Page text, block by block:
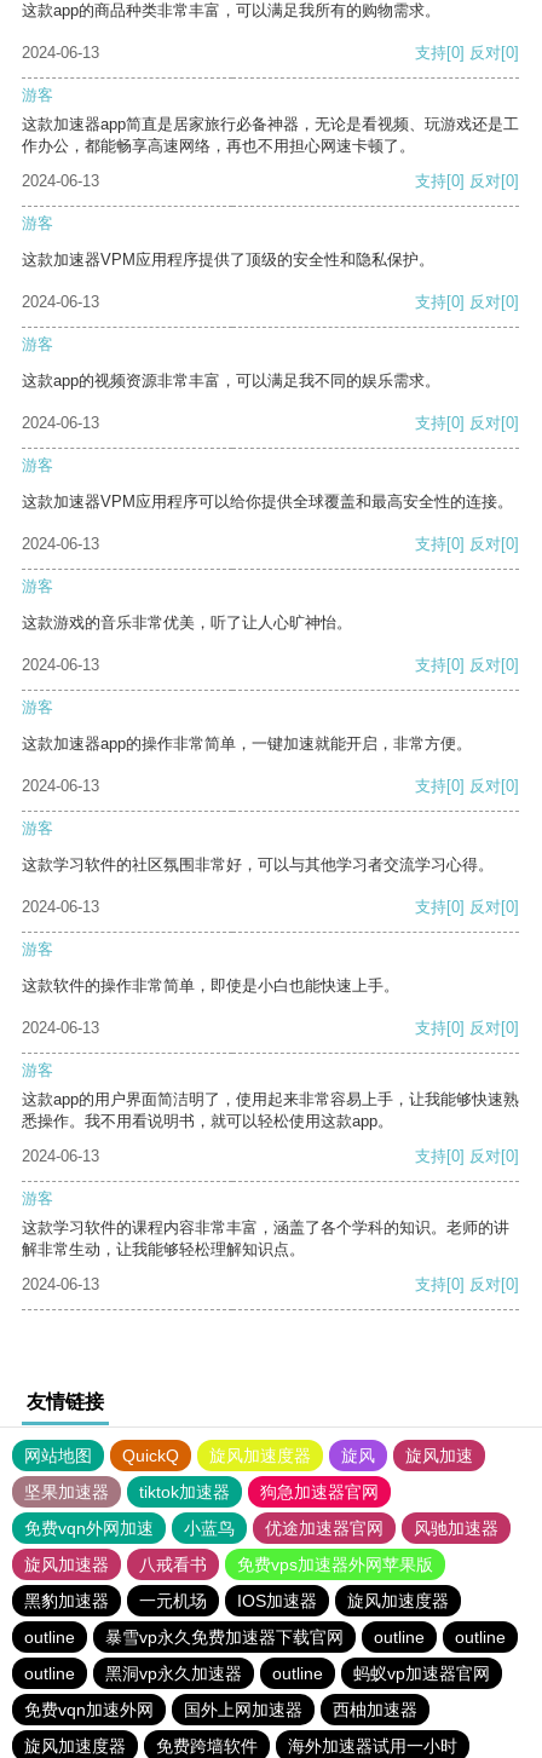
这款app的商品种类非常丰富，可以满足我所有的购物需求。
2024-06-13 支持[0] 反对[0]
游客
这款加速器app简直是居家旅行必备神器，无论是看视频、玩游戏还是工
作办公，都能畅享高速网络，再也不用担心网速卡顿了。
2024-06-13
支持[0] 反对[0]
游客
这款加速器VPM应用程序提供了顶级的安全性和隐私保护。
2024-06-13 支持[0] 反对[0]
游客
这款app的视频资源非常丰富，可以满足我不同的娱乐需求。
2024-06-13 支持[0] 反对[0]
游客
这款加速器VPM应用程序可以给你提供全球覆盖和最高安全性的连接。
2024-06-13 支持[0] 反对[0]
游客
这款游戏的音乐非常优美，听了让人心旷神怡。
2024-06-13 支持[0] 反对[0]
游客
这款加速器app的操作非常简单，一键加速就能开启，非常方便。
2024-06-13 支持[0] 反对[0]
游客
这款学习软件的社区氛围非常好，可以与其他学习者交流学习心得。
2024-06-13 支持[0] 反对[0]
游客
这款软件的操作非常简单，即使是小白也能快速上手。
2024-06-13 支持[0] 反对[0]
游客
这款app的用户界面简洁明了，使用起来非常容易上手，让我能够快速熟
悉操作。我不用看说明书，就可以轻松使用这款app。
2024-06-13
支持[0] 反对[0]
游客
这款学习软件的课程内容非常丰富，涵盖了各个学科的知识。老师的讲
解非常生动，让我能够轻松理解知识点。
2024-06-13
支持[0] 反对[0]
友情链接
网站地图 QuickQ 旋风加速度器 旋风
旋风加速
坚果加速器
tiktok加速器
狗急加速器官网
免费vqn外网加速
小蓝鸟 优途加速器官网
风驰加速器
旋风加速器
八戒看书
免费vps加速器外网苹果版
黑豹加速器
一元机场 IOS加速器
旋风加速度器
outline
暴雪vp永久免费加速器下载官网 outline
outline
outline
黑洞vp永久加速器 outline
蚂蚁vp加速器官网
免费vqn加速外网
国外上网加速器
西柚加速器
旋风加速度器
免费跨墙软件 海外加速器试用一小时